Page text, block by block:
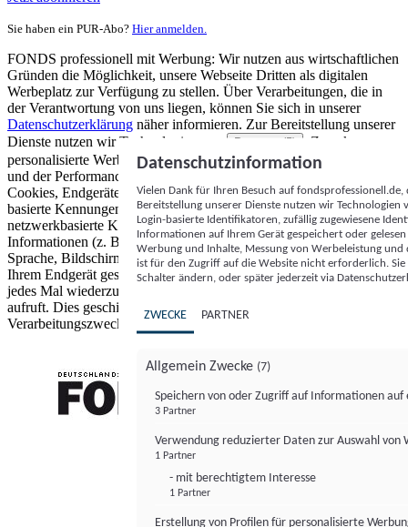
Sie haben ein PUR-Abo? Hier anmelden.
FONDS professionell mit Werbung: Wir nutzen aus wirtschaftlichen
Gründen die Möglichkeit, unsere Webseite Dritten als digitalen
Werbeplatz zur Verfügung zu stellen. Über Verarbeitungen, die in
der Verantwortung von uns liegen, können Sie sich in unserer
Datenschutzerklärung näher informieren. Zur Bereitstellung unserer
Dienste nutzen wir Technologien von
Partnern (5)
. Zwecke:
personalisierte Werbung und Inhalte, Messung von Werbeleistung
und der Performance von Inhalten sowie Zielgruppenforschung.
Cookies, Endgeräte- oder ähnliche Online-Kennungen (z. B. login-
basierte Kennungen, zufällig generierte Kennungen,
netzwerkbasierte Kennungen) können zusammen mit anderen
Informationen (z. B. Browsertyp und Browserinformationen,
Sprache, Bildschirmgröße, unterstützte Technologien usw.) auf
Ihrem Endgerät gespeichert oder von dort ausgelesen werden, um es
jedes Mal wiederzuerkennen, wenn es eine App oder einer Webseite
aufruft. Dies geschieht für einen oder mehrere der hier aufgeführten
Verarbeitungszwecke.
Datenschutzinformation
Vielen Dank für Ihren Besuch auf
Bereitstellung unserer Dienste nutzen wir Technologien
Login-basierte Identifikatoren, zufällig zugewiesene
Informationen auf Ihrem Gerät gespeichert oder
Werbung und Inhalte, Messung von Werbeleistung
ist für den Zugriff auf die Website nicht erforderlich.
Schalter ändern, oder später jederzeit via
ZWECKE PARTNER
Allgemein Zwecke (7)
Speichern von oder Zugriff auf Informationen auf
3 Partner
Verwendung reduzierter Daten zur Auswahl von
1 Partner
- mit berechtigtem Interesse
1 Partner
Erstellung von Profilen für personalisierte
FONDS professionell